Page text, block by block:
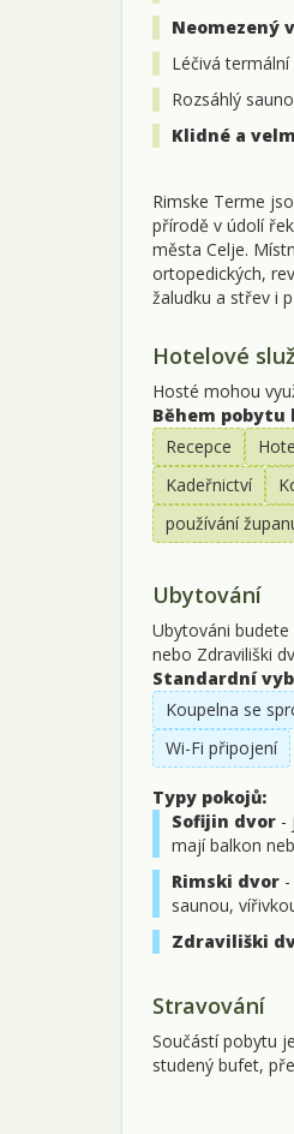
Neomezený
Léčivá
Rozsáhlý
Klidné a
Rimske Terme
přírodě v údolí
města Celje.
ortopedických,
žaludku a střev i
Hotelové
Hosté mohou
Během
Recepce
Kadeřnictví
používání
Ubytování
Ubytováni
nebo Zdraviliški
Standardní
Koupelna se
Wi-Fi připojení
Typy pokojů:
Sofijin dvor -
mají balkon
Rimski dvor
saunou,
Zdraviliški
Stravování
Součástí pobytu
studený bufet,